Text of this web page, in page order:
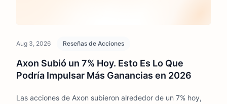
Aug 3, 2026 Reseñas de Acciones
Axon Subió un 7% Hoy. Esto Es Lo Que
Podría Impulsar Más Ganancias en 2026
Las acciones de Axon subieron alrededor de un 7% hoy,